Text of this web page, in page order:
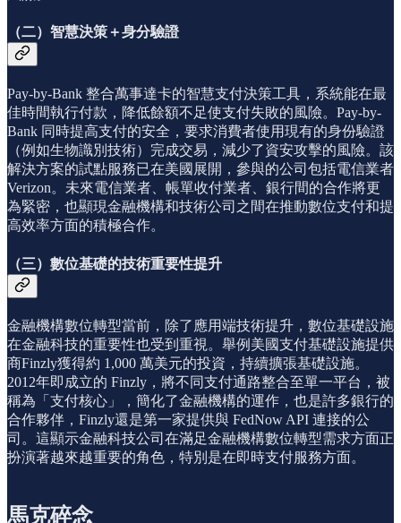
（二）智慧決策＋身分驗證
Pay-by-Bank 整合萬事達卡的智慧支付決策工具，系統能在最
佳時間執行付款，降低餘額不足使支付失敗的風險。Pay-by-
Bank 同時提高支付的安全，要求消費者使用現有的身份驗證
（例如生物識別技術）完成交易，減少了資安攻擊的風險。該
解決方案的試點服務已在美國展開，參與的公司包括電信業者
Verizon。未來電信業者、帳單收付業者、銀行間的合作將更
為緊密，也顯現金融機構和技術公司之間在推動數位支付和提
高效率方面的積極合作。
（三）數位基礎的技術重要性提升
金融機構數位轉型當前，除了應用端技術提升，數位基礎設施
在金融科技的重要性也受到重視。舉例美國支付基礎設施提供
商Finzly獲得約 1,000 萬美元的投資，持續擴張基礎設施。
2012年即成立的 Finzly，將不同支付通路整合至單一平台，被
稱為「支付核心」，簡化了金融機構的運作，也是許多銀行的
合作夥伴，Finzly還是第一家提供與 FedNow API 連接的公
司。這顯示金融科技公司在滿足金融機構數位轉型需求方面正
扮演著越來越重要的角色，特別是在即時支付服務方面。
馬克碎念